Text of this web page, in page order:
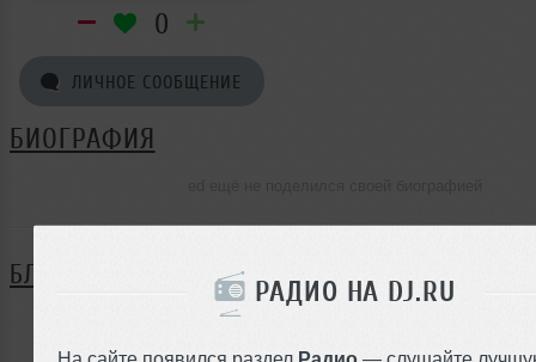
РАДИО НА DJ.RU
На сайте появился раздел Радио — слушайте
0
ЛИЧНОЕ СООБЩЕНИЕ
БИОГРАФИЯ
БЛОГ